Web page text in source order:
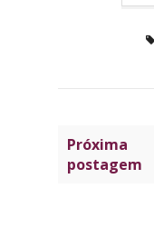
Próxima
postagem